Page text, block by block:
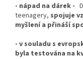
- nápad na dárek -
teenagery, spojuje
myšlení a přináší
- v souladu s
byla testována na